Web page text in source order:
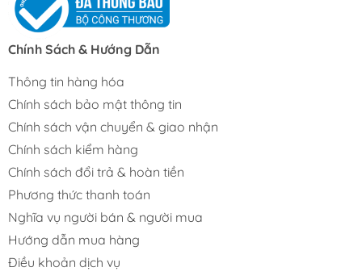
Chính Sách & Hướng Dẫn
Thông tin hàng hóa
Chính sách bảo mật thông tin
Chính sách vận chuyển & giao nhận
Chính sách kiểm hàng
Chính sách đổi trả & hoàn tiền
Phương thức thanh toán
Nghĩa vụ người bán & người mua
Hướng dẫn mua hàng
Điều khoản dịch vụ